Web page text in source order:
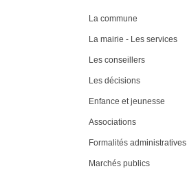
La commune
La mairie - Les services
Les conseillers
Les décisions
Enfance et jeunesse
Associations
Formalités administratives
Marchés publics